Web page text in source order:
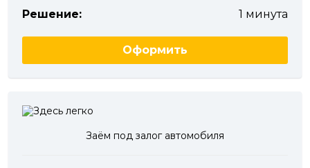
Решение:
1 минута
Оформить
Заём под залог автомобиля